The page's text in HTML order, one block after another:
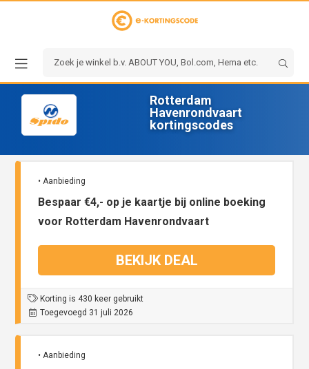
Rotterdam
Havenrondvaart
kortingscodes
• Aanbieding
Bespaar €4,- op je kaartje bij online boeking
voor Rotterdam Havenrondvaart
BEKIJK DEAL
Korting is 430 keer gebruikt
Toegevoegd 31 juli 2026
• Aanbieding